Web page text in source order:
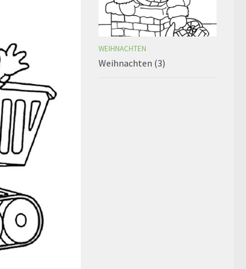
WEIHNACHTEN
Weihnachten (3)